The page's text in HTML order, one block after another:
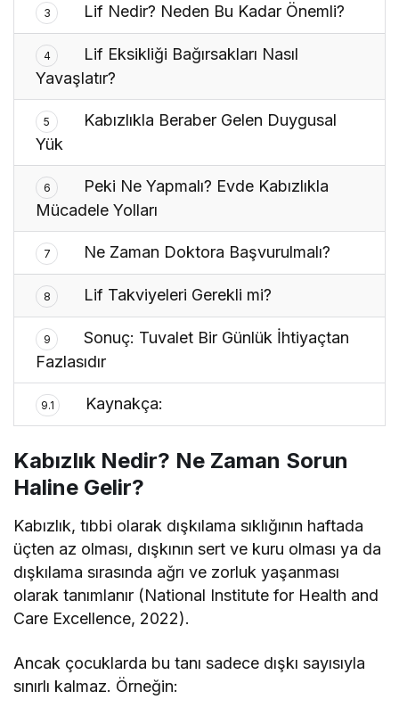
3 Lif Nedir? Neden Bu Kadar Önemli?
4
Lif Eksikliği Bağırsakları Nasıl
Yavaşlatır?
5
Kabızlıkla Beraber Gelen Duygusal
Yük
6
Peki Ne Yapmalı? Evde Kabızlıkla
Mücadele Yolları
7 Ne Zaman Doktora Başvurulmalı?
8 Lif Takviyeleri Gerekli mi?
9
Sonuç: Tuvalet Bir Günlük İhtiyaçtan
Fazlasıdır
9.1 Kaynakça:
Kabızlık Nedir? Ne Zaman Sorun
Haline Gelir?
Kabızlık, tıbbi olarak dışkılama sıklığının haftada
üçten az olması, dışkının sert ve kuru olması ya da
dışkılama sırasında ağrı ve zorluk yaşanması
olarak tanımlanır (National Institute for Health and
Care Excellence, 2022).
Ancak çocuklarda bu tanı sadece dışkı sayısıyla
sınırlı kalmaz. Örneğin: